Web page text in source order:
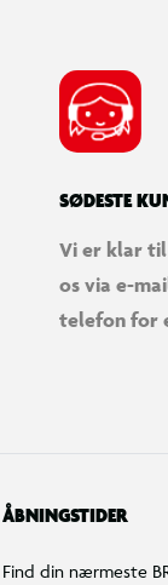
SØDESTE
Vi er klar
os via e-
telefon for
ÅBNINGSTIDER
Find din nærmeste